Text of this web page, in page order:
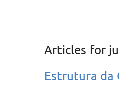
Articles for
Estrutura da